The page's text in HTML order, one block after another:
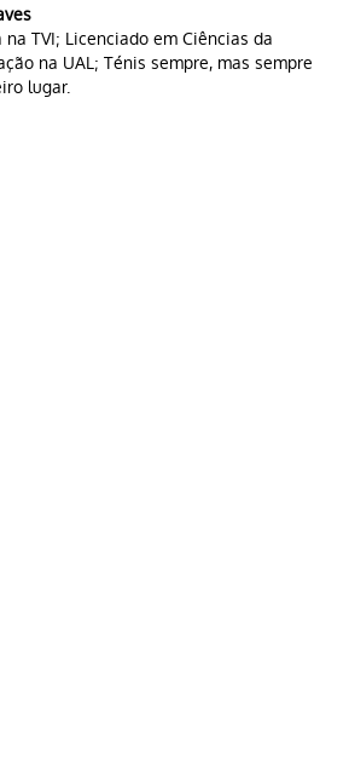
na TVI; Licenciado em Ciências da
na UAL; Ténis sempre, mas sempre
lugar.